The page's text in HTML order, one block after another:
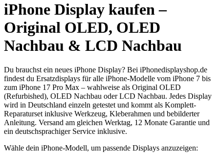
iPhone Display kaufen –
Original OLED, OLED
Nachbau & LCD Nachbau
Du brauchst ein neues iPhone Display? Bei iPhonedisplayshop.de
findest du Ersatzdisplays für alle iPhone-Modelle vom iPhone 7 bis
zum iPhone 17 Pro Max – wahlweise als Original OLED
(Refurbished), OLED Nachbau oder LCD Nachbau. Jedes Display
wird in Deutschland einzeln getestet und kommt als Komplett-
Reparaturset inklusive Werkzeug, Kleberahmen und bebilderter
Anleitung. Versand am gleichen Werktag, 12 Monate Garantie und
ein deutschsprachiger Service inklusive.
Wähle dein iPhone-Modell, um passende Displays anzuzeigen: